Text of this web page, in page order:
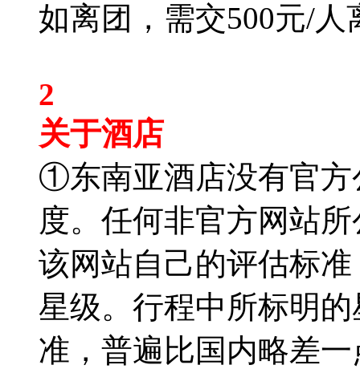
如离团，需交500元/人
2
关于酒店
①东南亚酒店没有官方
度。任何非官方网站
该网站自己的评估标
星级。行程中所标明
准，普遍比国内略差一